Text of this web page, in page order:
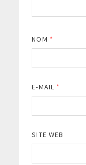
NOM *
E-MAIL *
SITE WEB